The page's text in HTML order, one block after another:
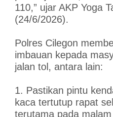
110,” ujar AKP Yoga
(24/6/2026).
Polres Cilegon
imbauan kepada
jalan tol, antara lain:
1. Pastikan pintu
kaca tertutup rapat
terutama pada